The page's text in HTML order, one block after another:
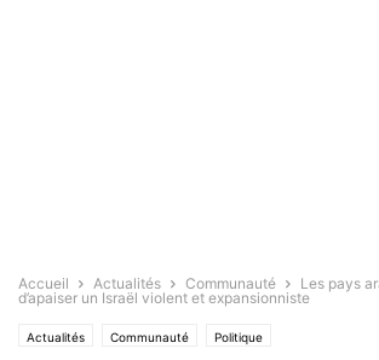
Accueil Actualités Communauté
Les pays
d’apaiser un Israël violent et expansionniste
Actualités Communauté Politique